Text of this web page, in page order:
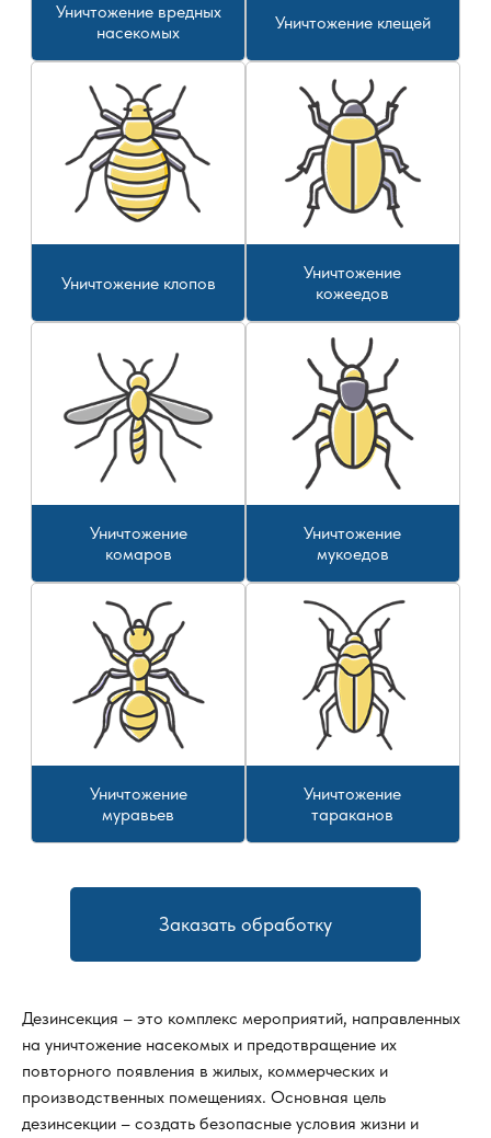
Уничтожение вредных
насекомых
Уничтожение клещей
Уничтожение клопов
Уничтожение
кожеедов
Уничтожение
комаров
Уничтожение
мукоедов
Уничтожение
муравьев
Уничтожение
тараканов
Заказать обработку
Дезинсекция – это комплекс мероприятий, направленных
на уничтожение насекомых и предотвращение их
повторного появления в жилых, коммерческих и
производственных помещениях. Основная цель
дезинсекции – создать безопасные условия жизни и